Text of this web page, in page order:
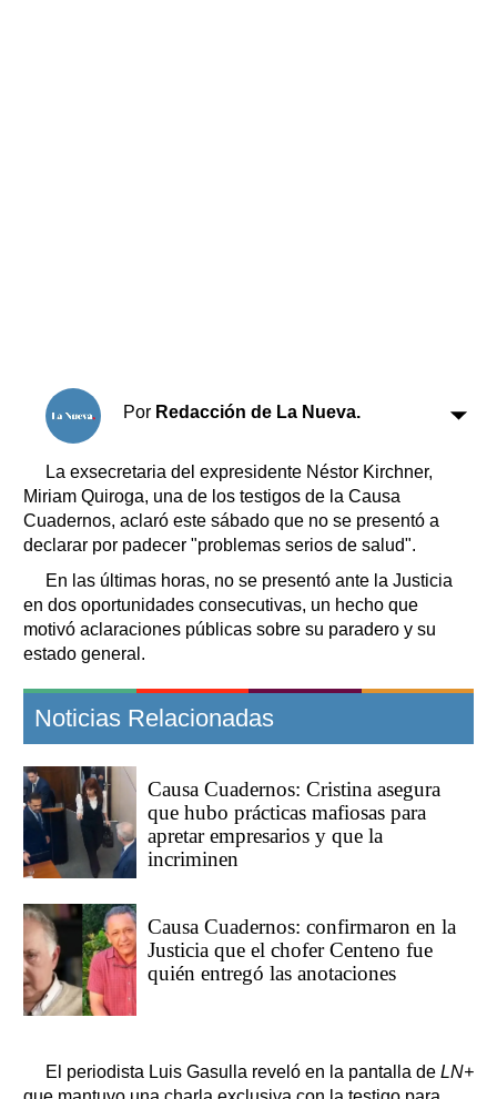
Por Redacción de La Nueva.
La exsecretaria del expresidente Néstor Kirchner,
Miriam Quiroga, una de los testigos de la Causa
Cuadernos, aclaró este sábado que no se presentó a
declarar por padecer "problemas serios de salud".
En las últimas horas, no se presentó ante la Justicia
en dos oportunidades consecutivas, un hecho que
motivó aclaraciones públicas sobre su paradero y su
estado general.
Noticias Relacionadas
Causa Cuadernos: Cristina asegura
que hubo prácticas mafiosas para
apretar empresarios y que la
incriminen
Causa Cuadernos: confirmaron en la
Justicia que el chofer Centeno fue
quién entregó las anotaciones
El periodista Luis Gasulla reveló en la pantalla de LN+